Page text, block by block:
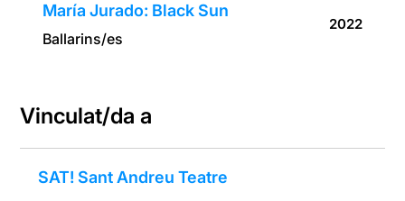
María Jurado: Black Sun
Ballarins/es
2022
Vinculat/da a
SAT! Sant Andreu Teatre